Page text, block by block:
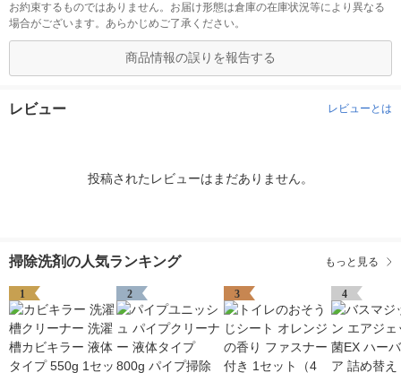
お約束するものではありません。お届け形態は倉庫の在庫状況等により異なる
場合がございます。あらかじめご了承ください。
商品情報の誤りを報告する
レビュー レビューとは
投稿されたレビューはまだありません。
掃除洗剤の人気ランキング もっと見る
1 2 3 4